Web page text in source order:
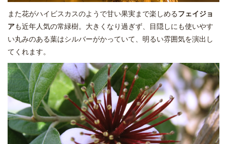
また花がハイビスカスのようで甘い果実まで楽しめるフェイジョ
アも近年人気の常緑樹。大きくなり過ぎず、目隠しにも使いやす
い丸みのある葉はシルバーがかっていて、明るい雰囲気を演出し
てくれます。